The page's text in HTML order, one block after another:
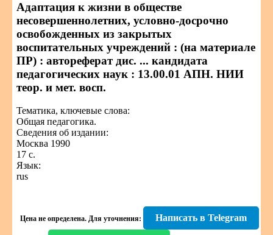
Адаптация к жизни в обществе
несовершеннолетних, условно-досрочно
освобожденных из закрытых
воспитательных учреждений : (на материале
ПР) : автореферат дис. ... кандидата
педагогических наук : 13.00.01 АПН. НИИ
теор. и мет. восп.
Тематика, ключевые слова:
Общая педагогика.
Сведения об издании:
Москва 1990
17 с.
Язык:
rus
Цена не определена. Для уточнения: Написать в Telegram